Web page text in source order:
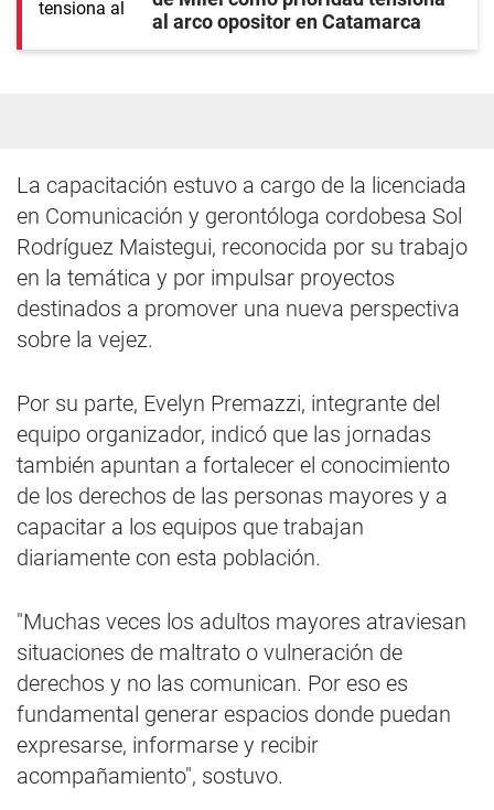
al arco opositor en Catamarca
La capacitación estuvo a cargo de la licenciada
en Comunicación y gerontóloga cordobesa Sol
Rodríguez Maistegui, reconocida por su trabajo
en la temática y por impulsar proyectos
destinados a promover una nueva perspectiva
sobre la vejez.
Por su parte, Evelyn Premazzi, integrante del
equipo organizador, indicó que las jornadas
también apuntan a fortalecer el conocimiento
de los derechos de las personas mayores y a
capacitar a los equipos que trabajan
diariamente con esta población.
"Muchas veces los adultos mayores atraviesan
situaciones de maltrato o vulneración de
derechos y no las comunican. Por eso es
fundamental generar espacios donde puedan
expresarse, informarse y recibir
acompañamiento", sostuvo.